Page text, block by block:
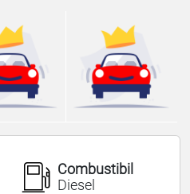
Combustibil
Diesel